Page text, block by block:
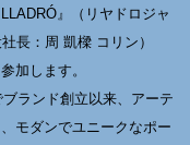
』（リヤドロジャ
長：周 凱樑 コリン）
加します。
ランド創立以来、アーテ
モダンでユニークなポー